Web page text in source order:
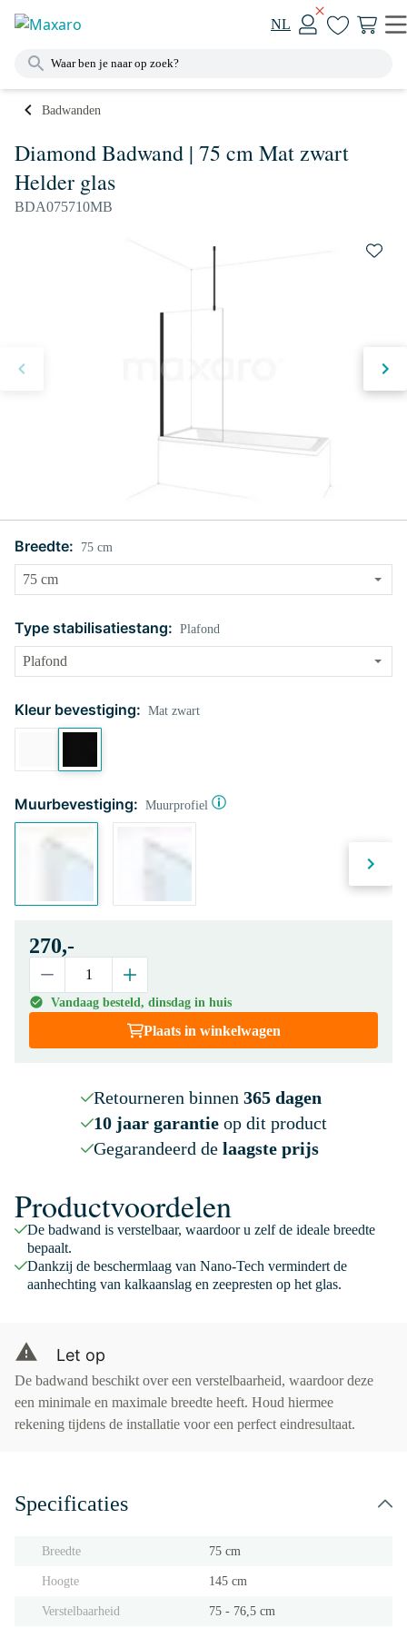
NL
Badwanden
Diamond Badwand | 75 cm Mat zwart
Helder glas
BDA075710MB
Breedte: 75 cm
Type stabilisatiestang: Plafond
Kleur bevestiging: Mat zwart
Muurbevestiging: Muurprofiel
270,-
Vandaag besteld, dinsdag in huis
Plaats in winkelwagen
Retourneren binnen 365 dagen
10 jaar garantieop dit product
Gegarandeerd de laagste prijs
Productvoordelen
De badwand is verstelbaar, waardoor u zelf de ideale breedte
bepaalt.
Dankzij de beschermlaag van Nano-Tech vermindert de
aanhechting van kalkaanslag en zeepresten op het glas.
Let op
De badwand beschikt over een verstelbaarheid, waardoor deze
een minimale en maximale breedte heeft. Houd hiermee
rekening tijdens de installatie voor een perfect eindresultaat.
Specificaties
Breedte 75 cm
Hoogte 145 cm
Verstelbaarheid 75 - 76,5 cm